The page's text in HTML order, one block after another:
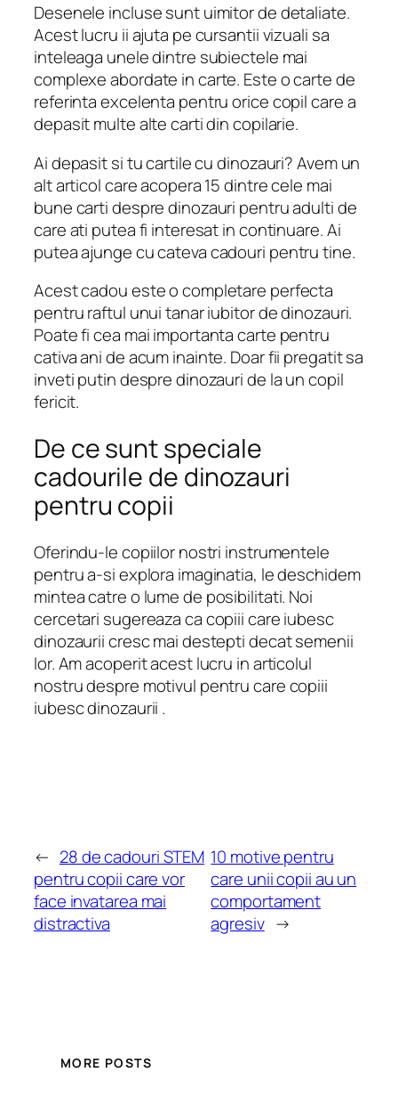
Desenele incluse sunt uimitor de detaliate.
Acest lucru ii ajuta pe cursantii vizuali sa
inteleaga unele dintre subiectele mai
complexe abordate in carte. Este o carte de
referinta excelenta pentru orice copil care a
depasit multe alte carti din copilarie.
Ai depasit si tu cartile cu dinozauri? Avem un
alt articol care acopera 15 dintre cele mai
bune carti despre dinozauri pentru adulti de
care ati putea fi interesat in continuare. Ai
putea ajunge cu cateva cadouri pentru tine.
Acest cadou este o completare perfecta
pentru raftul unui tanar iubitor de dinozauri.
Poate fi cea mai importanta carte pentru
cativa ani de acum inainte. Doar fii pregatit sa
inveti putin despre dinozauri de la un copil
fericit.
De ce sunt speciale
cadourile de dinozauri
pentru copii
Oferindu-le copiilor nostri instrumentele
pentru a-si explora imaginatia, le deschidem
mintea catre o lume de posibilitati. Noi
cercetari sugereaza ca copiii care iubesc
dinozaurii cresc mai destepti decat semenii
lor. Am acoperit acest lucru in articolul
nostru despre motivul pentru care copiii
iubesc dinozaurii .
← 28 de cadouri STEM
pentru copii care vor
face invatarea mai
distractiva
10 motive pentru
care unii copii au un
comportament
agresiv →
MORE POSTS